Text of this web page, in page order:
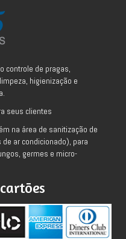
controle de pragas,
higienização e
seus clientes
na área de sanitização de
ar condicionado), para
germes e micro-